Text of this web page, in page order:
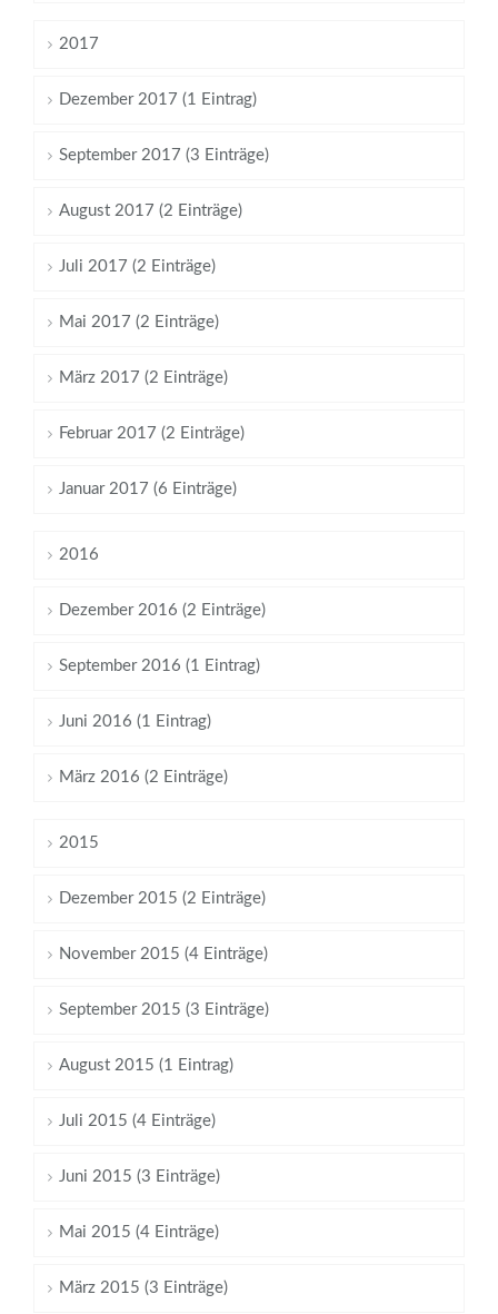
2017
Dezember 2017 (1 Eintrag)
September 2017 (3 Einträge)
August 2017 (2 Einträge)
Juli 2017 (2 Einträge)
Mai 2017 (2 Einträge)
März 2017 (2 Einträge)
Februar 2017 (2 Einträge)
Januar 2017 (6 Einträge)
2016
Dezember 2016 (2 Einträge)
September 2016 (1 Eintrag)
Juni 2016 (1 Eintrag)
März 2016 (2 Einträge)
2015
Dezember 2015 (2 Einträge)
November 2015 (4 Einträge)
September 2015 (3 Einträge)
August 2015 (1 Eintrag)
Juli 2015 (4 Einträge)
Juni 2015 (3 Einträge)
Mai 2015 (4 Einträge)
März 2015 (3 Einträge)